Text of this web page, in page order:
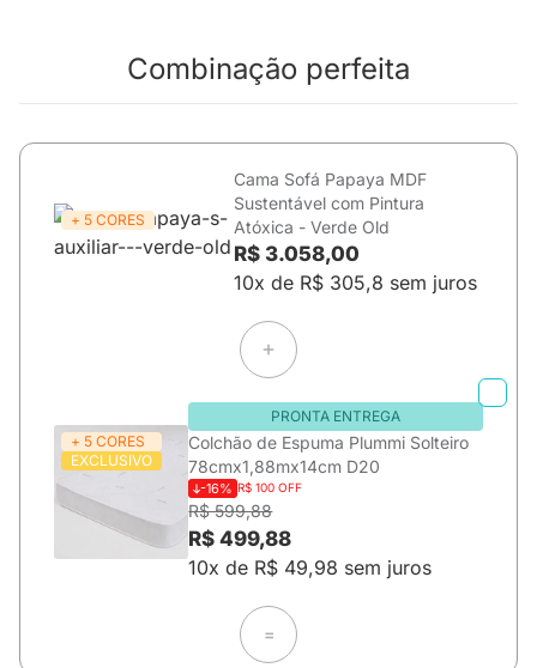
Combinação perfeita
+ 5 CORES
Cama Sofá Papaya MDF
Sustentável com Pintura
Atóxica - Verde Old
R$ 3.058,00
10x de R$ 305,8 sem juros
+ 5 CORES
EXCLUSIVO
PRONTA ENTREGA
Colchão de Espuma Plummi Solteiro
78cmx1,88mx14cm D20
-16% R$ 100 OFF
R$ 599,88
R$ 499,88
10x de R$ 49,98 sem juros
=